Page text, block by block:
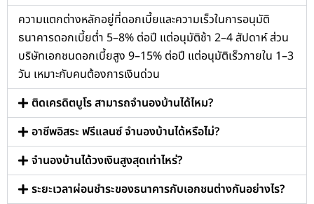
ความแตกต่างหลักอยู่ที่ดอกเบี้ยและความเร็วในการอนุมัติ
ธนาคารดอกเบี้ยต่ำ 5–8% ต่อปี แต่อนุมัติช้า 2–4 สัปดาห์ ส่วน
บริษัทเอกชนดอกเบี้ยสูง 9–15% ต่อปี แต่อนุมัติเร็วภายใน 1–3
วัน เหมาะกับคนต้องการเงินด่วน
ติดเครดิตบูโร สามารถจำนองบ้านได้ไหม?
อาชีพอิสระ ฟรีแลนซ์ จำนองบ้านได้หรือไม่?
จำนองบ้านได้วงเงินสูงสุดเท่าไหร่?
ระยะเวลาผ่อนชำระของธนาคารกับเอกชนต่างกันอย่างไร?